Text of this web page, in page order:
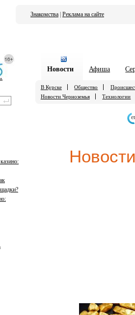
Знакомства Реклама на сайте
Новости Афиша
В Курске Общество
Новости Черноземья
Технологии